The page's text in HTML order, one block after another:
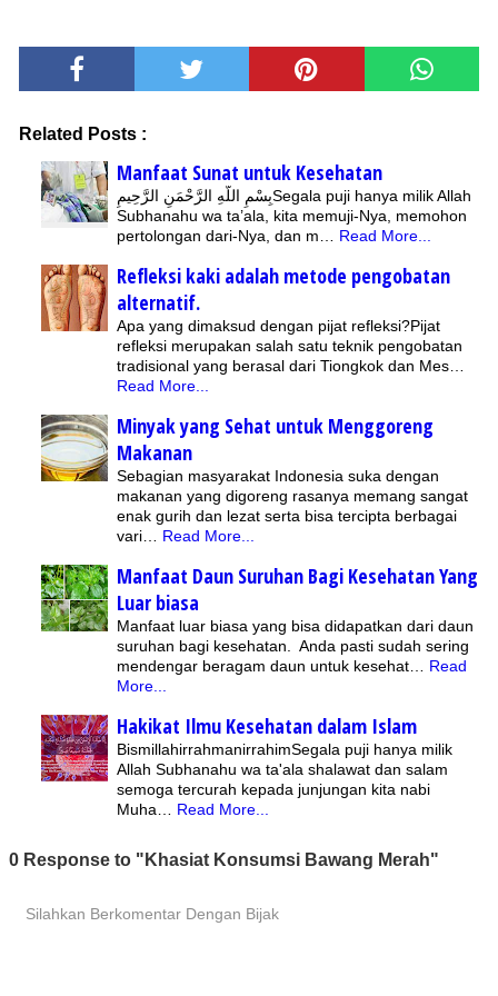
Related Posts :
Manfaat Sunat untuk Kesehatan
بِسْمِ اللَّهِ الرَّحْمَنِ الرَّحِيمِSegala puji hanya milik Allah
Subhanahu wa ta’ala, kita memuji-Nya, memohon
pertolongan dari-Nya, dan m…
Read More...
Refleksi kaki adalah metode pengobatan
alternatif.
Apa yang dimaksud dengan pijat refleksi?Pijat
refleksi merupakan salah satu teknik pengobatan
tradisional yang berasal dari Tiongkok dan Mes…
Read More...
Minyak yang Sehat untuk Menggoreng
Makanan
Sebagian masyarakat Indonesia suka dengan
makanan yang digoreng rasanya memang sangat
enak gurih dan lezat serta bisa tercipta berbagai
vari…
Read More...
Manfaat Daun Suruhan Bagi Kesehatan Yang
Luar biasa
Manfaat luar biasa yang bisa didapatkan dari daun
suruhan bagi kesehatan. Anda pasti sudah sering
mendengar beragam daun untuk kesehat…
Read
More...
Hakikat Ilmu Kesehatan dalam Islam
BismillahirrahmanirrahimSegala puji hanya milik
Allah Subhanahu wa ta'ala shalawat dan salam
semoga tercurah kepada junjungan kita nabi
Muha…
Read More...
0 Response to "Khasiat Konsumsi Bawang Merah"
Silahkan Berkomentar Dengan Bijak